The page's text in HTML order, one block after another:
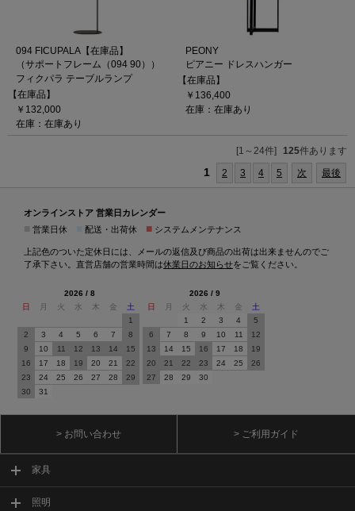
094 FICUPALA【在庫品】
（サポートフレーム（094 90））
フィクパラ テーブルランプ
【在庫品】
￥132,000
在庫：在庫あり
PEONY
ピアニー ドレスハンガー
【在庫品】
￥136,400
在庫：在庫あり
[1～24件] 125件あります
1 2 3 4 5 次 最後
オンラインストア 営業日カレンダー
営業日休 配送・出荷休 ■ システムメンテナンス
上記色のついた定休日には、メールの返信及び商品の出荷は出来ませんのでご
了承下さい。直営店舗の営業時間は休業日のお知らせをご覧ください。
2026 / 8
日
月 火 水 木 金
土
1
2
3 4 5 6 7
8
9
10 11 12 13 14
15
16
17 18 19 20 21
22
23
24 25 26 27 28
29
30
31
2026 / 9
日
月 火 水 木 金
土
1
2 3 4
5
6
7 8 9 10 11
12
13
14 15 16 17 18
19
20
21 22 23 24 25
26
27
28 29 30
> お問い合わせ > ご利用ガイド
家具
照明